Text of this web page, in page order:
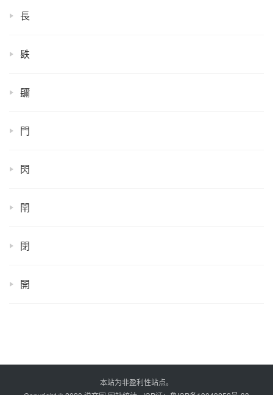
長
镻
镾
門
閃
閈
閉
開
本站为非盈利性站点。